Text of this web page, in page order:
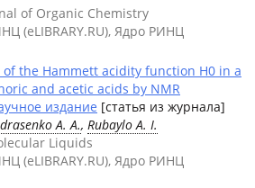
of Organic Chemistry
(eLIBRARY.RU), Ядро РИНЦ
the Hammett acidity function H0 in a
and acetic acids by NMR
издание [статья из журнала]
A. A., Rubaylo A. I.
Liquids
(eLIBRARY.RU), Ядро РИНЦ